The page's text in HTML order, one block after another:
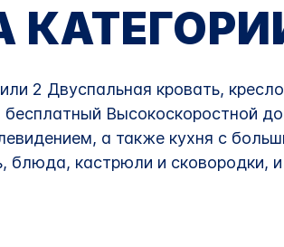
2 Двуспальная кровать,
Высокоскоростной
а также кухня с
блюда, кастрюли и сковородки,